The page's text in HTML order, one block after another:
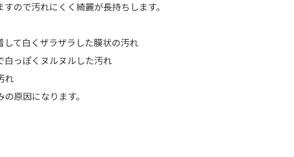
ので汚れにくく綺麗が長持ちします。
て白くザラザラした膜状の汚れ
っぽくヌルヌルした汚れ
れ
原因になります。